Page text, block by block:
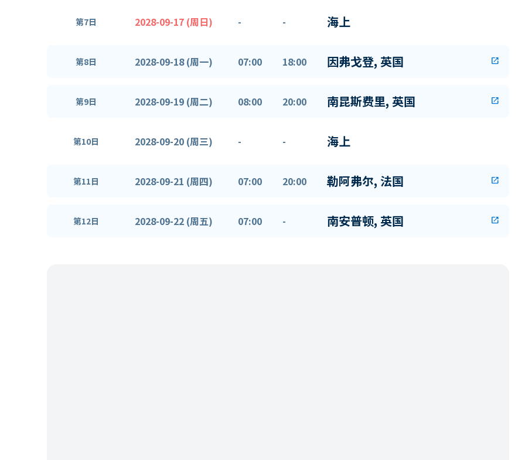
第7日 2028-09-17 (周日) - - 海上
第8日 2028-09-18 (周一) 07:00 18:00 因弗戈登, 英国 open_in_new
第9日 2028-09-19 (周二) 08:00 20:00 南昆斯费里, 英国 open_in_new
第10日 2028-09-20 (周三) - - 海上
第11日 2028-09-21 (周四) 07:00 20:00 勒阿弗尔, 法国 open_in_new
第12日 2028-09-22 (周五) 07:00 - 南安普顿, 英国 open_in_new